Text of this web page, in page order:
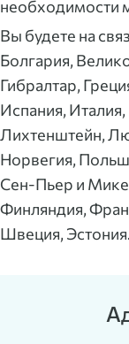
необходимости
Вы будете на
Болгария,
Гибралтар,
Испания,
Лихтенштейн,
Норвегия,
Сен-Пьер и
Финляндия,
Швеция,